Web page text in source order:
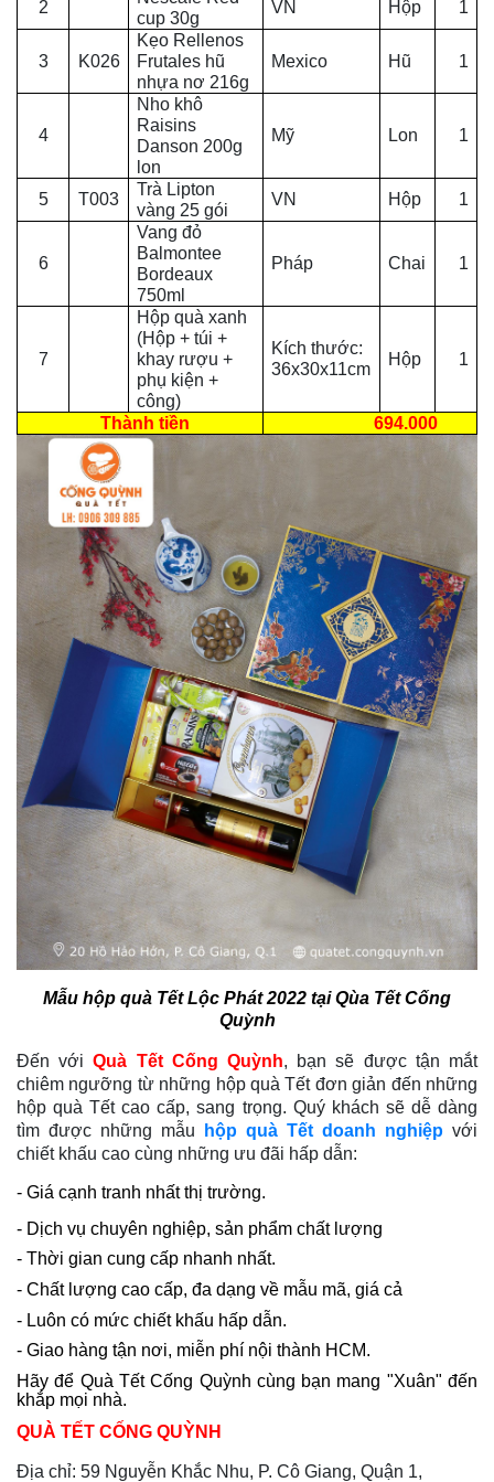
2
cup 30g
VN Hộp 1
3 K026
Kẹo Rellenos
Frutales hũ
nhựa nơ 216g
Mexico Hũ 1
4
Nho khô
Raisins
Danson 200g
lon
Mỹ Lon 1
5 T003
Trà Lipton
vàng 25 gói
VN Hộp 1
6
Vang đỏ
Balmontee
Bordeaux
750ml
Pháp Chai 1
7
Hộp quà xanh
(Hộp + túi +
khay rượu +
phụ kiện +
công)
Kích thước:
36x30x11cm
Hộp 1
Thành tiền 694.000
Mẫu hộp quà Tết Lộc Phát 2022 tại Qùa Tết Cống
Quỳnh
Đến vớiQuà Tết Cống Quỳnh, bạn sẽ được tận mắt
chiêm ngưỡng từ những hộp quà Tết đơn giản đến những
hộp quà Tết cao cấp, sang trọng. Quý khách sẽ dễ dàng
tìm được những mẫu
hộp quà Tết doanh nghiệp với
chiết khấu cao cùng những ưu đãi hấp dẫn:
- Giá cạnh tranh nhất thị trường.
- Dịch vụ chuyên nghiệp, sản phẩm chất lượng
- Thời gian cung cấp nhanh nhất.
- Chất lượng cao cấp, đa dạng về mẫu mã, giá cả
- Luôn có mức chiết khấu hấp dẫn.
- Giao hàng tận nơi, miễn phí nội thành HCM.
Hãy để Quà Tết Cống Quỳnh cùng bạn mang "Xuân" đến
khắp mọi nhà.
QUÀ TẾT CỐNG QUỲNH
Địa chỉ: 59 Nguyễn Khắc Nhu, P. Cô Giang, Quận 1,